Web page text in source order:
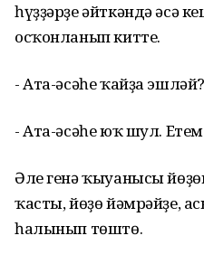
һүҙҙәрҙе әйткәндә әсә
осҡонланып китте.
- Ата-әсәһе ҡайҙа эшләй?
- Ата-әсәһе юҡ шул.
Әле генә ҡыуанысы
ҡасты, йөҙө йәмрәйҙе,
һалынып төштө.